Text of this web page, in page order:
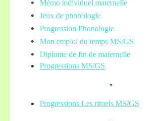
Mémo individuel maternelle
Jeux de phonologie
Progression Phonologie
Mon emploi du temps MS/GS
Diplome de fin de maternelle
Progressions MS/GS
Progressions Les rituels MS/GS